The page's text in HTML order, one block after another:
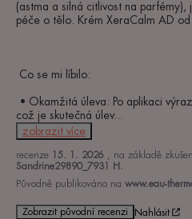
(astma a silná citlivost na
péče o tělo. Krém XeraCalm AD od
což je skutečná úlev...
zobrazit více
recenze 15. 1. 2026 , na základě
Sandrine29890_7931 H.
Původně publikováno na www.eau-
Zobrazit původní recenzi Nahlásit